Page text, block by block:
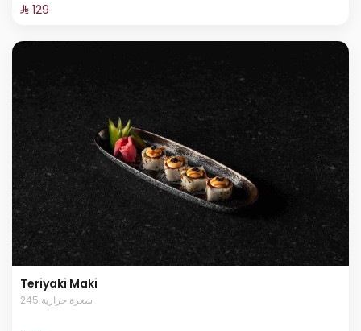
⁨⁦‪‬ 129⁩
Teriyaki Maki
245 سعرة حرارية